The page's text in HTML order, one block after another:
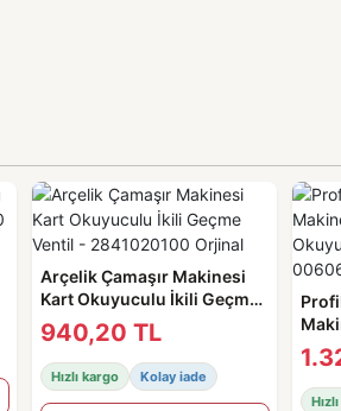
Arçelik Çamaşır Makinesi
Kart Okuyuculu İkili Geçme
Ventil - 2841020100 Orjinal
940,20 TL
Hızlı kargo Kolay iade